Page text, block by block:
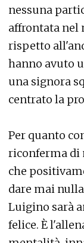
nessuna
affrontata nel
rispetto
hanno avuto
una signora
centrato la
Per quanto
riconferma di
che
dare mai
Luigino sarà
felice. È